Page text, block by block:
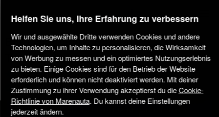
marenauta
Bali Catamarans Bali 4.6 - 5 + 1 Cab. -
Tortola
4.3(312 über Charter) Nur ohne Skipper
Professionell
Verifiziertes Boot
MODEL PICTURE FOR ILLUSTRATIVE PURPOSES ONLY
Helfen Sie uns, Ihre Erfahrung zu verbessern
Wir und ausgewählte Dritte verwenden Cookies und andere
Technologien, um Inhalte zu personalisieren, die Wirksamkeit
von Werbung zu messen und ein optimiertes Nutzungserlebnis
zu bieten. Einige Cookies sind für den Betrieb der Website
erforderlich und können nicht deaktiviert werden. Mit deiner
Zustimmung zu ihrer Verwendung akzeptierst du dieCookie-
Richtlinie von Marenauta. Du kannst deine Einstellungen
jederzeit ändern.